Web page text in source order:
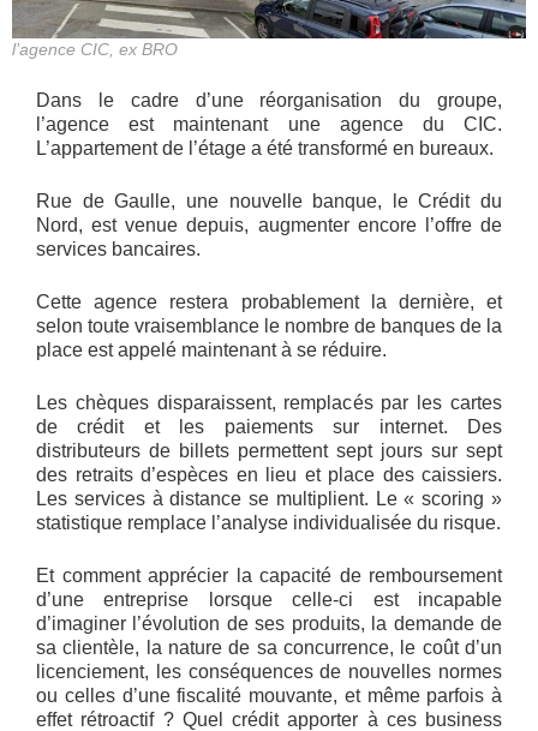
l’agence CIC, ex BRO
Dans le cadre d’une réorganisation du groupe,
l’agence est maintenant une agence du CIC.
L’appartement de l’étage a été transformé en bureaux.
Rue de Gaulle, une nouvelle banque, le Crédit du
Nord, est venue depuis, augmenter encore l’offre de
services bancaires.
Cette agence restera probablement la dernière, et
selon toute vraisemblance le nombre de banques de la
place est appelé maintenant à se réduire.
Les chèques disparaissent, remplacés par les cartes
de crédit et les paiements sur internet. Des
distributeurs de billets permettent sept jours sur sept
des retraits d’espèces en lieu et place des caissiers.
Les services à distance se multiplient. Le « scoring »
statistique remplace l’analyse individualisée du risque.
Et comment apprécier la capacité de remboursement
d’une entreprise lorsque celle-ci est incapable
d’imaginer l’évolution de ses produits, la demande de
sa clientèle, la nature de sa concurrence, le coût d’un
licenciement, les conséquences de nouvelles normes
ou celles d’une fiscalité mouvante, et même parfois à
effet rétroactif ? Quel crédit apporter à ces business